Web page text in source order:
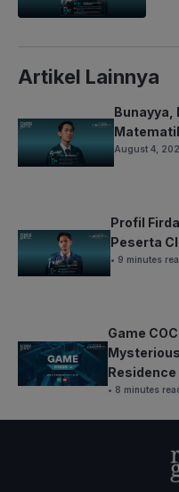
Artikel Lainnya
Bunayya,
August 4,
Profil
Peserta
• 9 minutes
Game
Residence
• 8 minutes